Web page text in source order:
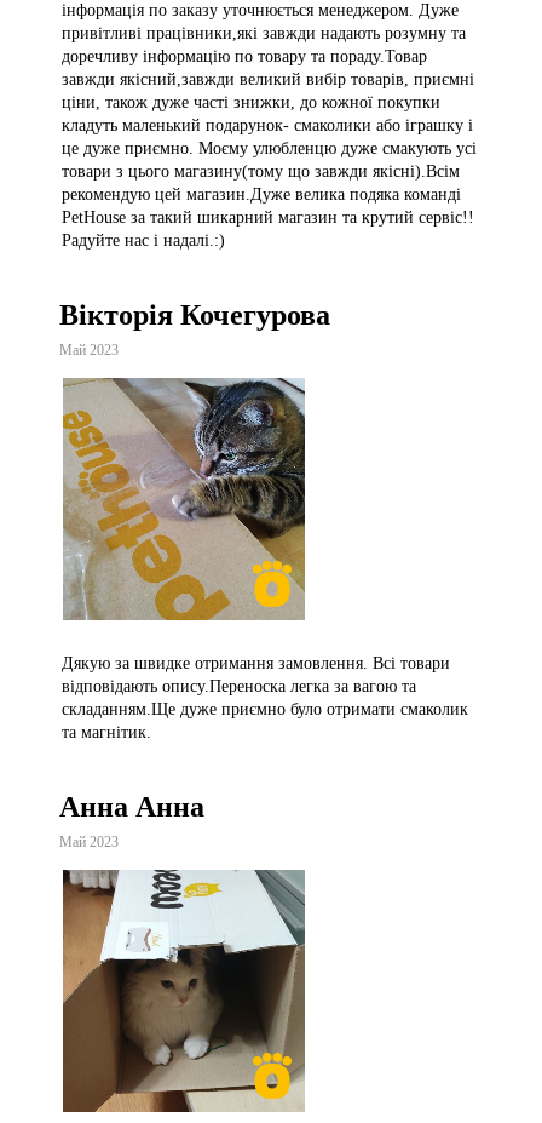
інформація по заказу уточнюється менеджером. Дуже
привітливі працівники,які завжди надають розумну та
доречливу інформацію по товару та пораду.Товар
завжди якісний,завжди великий вибір товарів, приємні
ціни, також дуже часті знижки, до кожної покупки
кладуть маленький подарунок- смаколики або іграшку і
це дуже приємно. Моєму улюбленцю дуже смакують усі
товари з цього магазину(тому що завжди якісні).Всім
рекомендую цей магазин.Дуже велика подяка команді
PetHouse за такий шикарний магазин та крутий сервіс!!
Радуйте нас і надалі.:)
Вікторія Кочегурова
Май 2023
Дякую за швидке отримання замовлення. Всі товари
відповідають опису.Переноска легка за вагою та
складанням.Ще дуже приємно було отримати смаколик
та магнітик.
Анна Анна
Май 2023